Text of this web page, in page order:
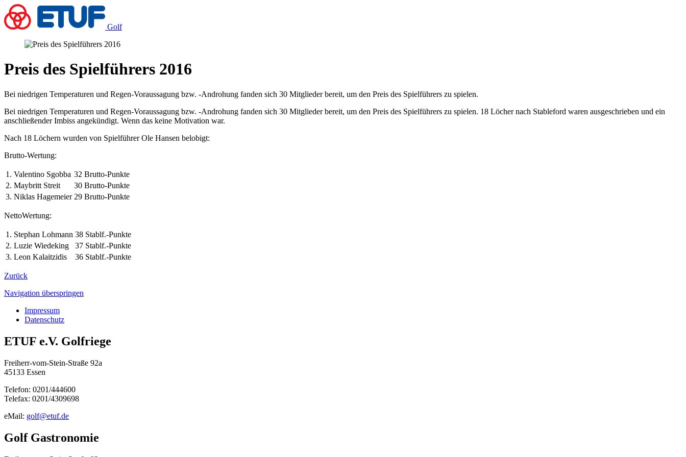
Golf
Preis des Spielführers 2016
Bei niedrigen Temperaturen und Regen-Voraussagung bzw. -Androhung fanden sich 30 Mitglieder bereit, um den Preis des Spielführers zu spielen.
Bei niedrigen Temperaturen und Regen-Voraussagung bzw. -Androhung fanden sich 30 Mitglieder bereit, um den Preis des Spielführers zu spielen. 18 Löcher nach Stableford waren ausgeschrieben und ein
anschließender Imbiss angekündigt. Wenn das keine Motivation war.
Nach 18 Löchern wurden von Spielführer Ole Hansen belobigt:
Brutto-Wertung:
1. Valentino Sgobba 32 Brutto-Punkte
2. Maybritt Streit
30 Brutto-Punkte
3. Niklas Hagemeier 29 Brutto-Punkte
NettoWertung:
1. Stephan Lohmann 38 Stablf.-Punkte
2. Luzie Wiedeking
37 Stablf.-Punkte
3. Leon Kalaitzidis 36 Stablf.-Punkte
Zurück
Navigation überspringen
Impressum
Datenschutz
ETUF e.V. Golfriege
Freiherr-vom-Stein-Straße 92a
45133 Essen
Telefon: 0201/444600
Telefax: 0201/4309698
eMail: golf@etuf.de
Golf Gastronomie